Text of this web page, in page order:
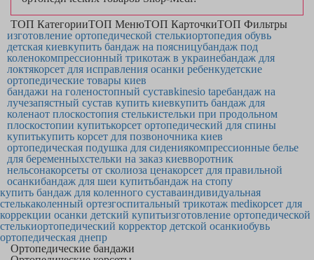
ТОП КатегорииТОП МенюТОП КарточкиТОП Фильтры
изготовление ортопедической стелькиортопедия обувь
детская киевкупить бандаж на поясницубандаж под
коленокомпрессионный трикотаж в украинебандаж для
локтякорсет для исправления осанки ребенкудетские
ортопедические товары киев
бандажи на голеностопный суставkinesio tapeбандаж на
лучезапястный сустав купить киевкупить бандаж для
коленаот плоскостопия стелькистельки при продольном
плоскостопии купитькорсет ортопедический для спины
купитькупить корсет для позвоночника киев
ортопедическая подушка для сидениякомпрессионные белье
для беременныхстельки на заказ киевворотник
нельсонакорсеты от сколиоза ценакорсет для правильной
осанкибандаж для шеи купитьбандаж на стопу
купить бандаж для коленного суставаиндивидуальная
стелькаколенный ортезгоспитальный трикотаж mediкорсет для
коррекции осанки детский купитьизготовление ортопедической
стелькиортопедический корректор детской осанкиобувь
ортопедическая днепр
Ортопедические бандажи